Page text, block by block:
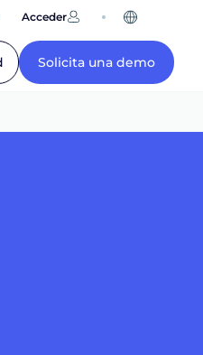
Acceder ES
Solicita una demo